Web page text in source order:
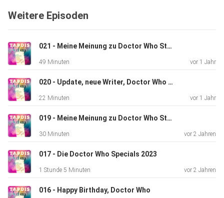
Weitere Episoden
021 - Meine Meinung zu Doctor Who Staffel 2
49 Minuten vor 1 Jahr
020 - Update, neue Writer, Doctor Who Staffel 2 & Spin-off
22 Minuten vor 1 Jahr
019 - Meine Meinung zu Doctor Who Staffel 1 auf Disney+
30 Minuten vor 2 Jahren
017 - Die Doctor Who Specials 2023
1 Stunde 5 Minuten vor 2 Jahren
016 - Happy Birthday, Doctor Who